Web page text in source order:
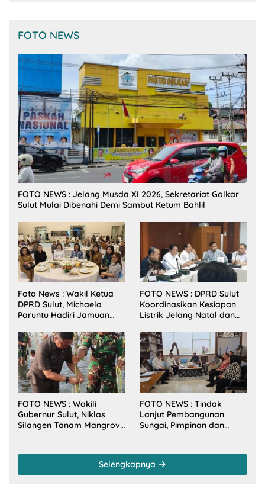
FOTO NEWS
FOTO NEWS : Jelang Musda XI 2026, Sekretariat Golkar
Sulut Mulai Dibenahi Demi Sambut Ketum Bahlil
Foto News : Wakil Ketua
DPRD Sulut, Michaela
Paruntu Hadiri Jamuan
Sulut Bersama Wamenkes
RI
FOTO NEWS : DPRD Sulut
Koordinasikan Kesiapan
Listrik Jelang Natal dan
FOTO NEWS : Wakili
Gubernur Sulut, Niklas
Silangen Tanam Mangrove
FOTO NEWS : Tindak
Lanjut Pembangunan
Sungai, Pimpinan dan
Kementerian PU-RI
Selengkapnya